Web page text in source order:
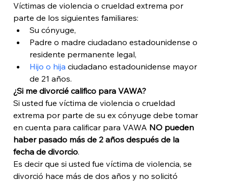
Víctimas de violencia o crueldad extrema por
parte de los siguientes familiares:
Su cónyuge,
Padre o madre ciudadano estadounidense o
residente permanente legal,
Hijo o hija ciudadano estadounidense mayor
de 21 años.
¿Si me divorcié califico para VAWA?
Si usted fue víctima de violencia o crueldad
extrema por parte de su ex cónyuge debe tomar
en cuenta para calificar para VAWA NO pueden
haber pasado más de 2 años después de la
fecha de divorcio.
Es decir que si usted fue víctima de violencia, se
divorció hace más de dos años y no solicitó